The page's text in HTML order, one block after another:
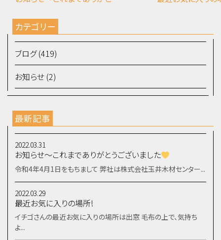
カテゴリー
ブログ (419)
お知らせ (2)
最新記事
2022.03.31
お知らせ～これまでありがとうございました
令和4年4月1日をもちまして 弊社は株式会社玉井木材センター...
2022.03.29
最近お気に入りの場所!
イチゴさんの最近お気に入りの場所は出窓 毛布の上で、気持ち
よ...